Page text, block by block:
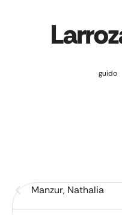
guido
Manzur, Nathalia